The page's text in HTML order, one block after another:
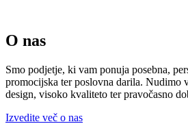
O nas
Smo podjetje, ki vam ponuja posebna,
promocijska ter poslovna darila. Nudimo
design, visoko kvaliteto ter pravočasno
Izvedite več o nas